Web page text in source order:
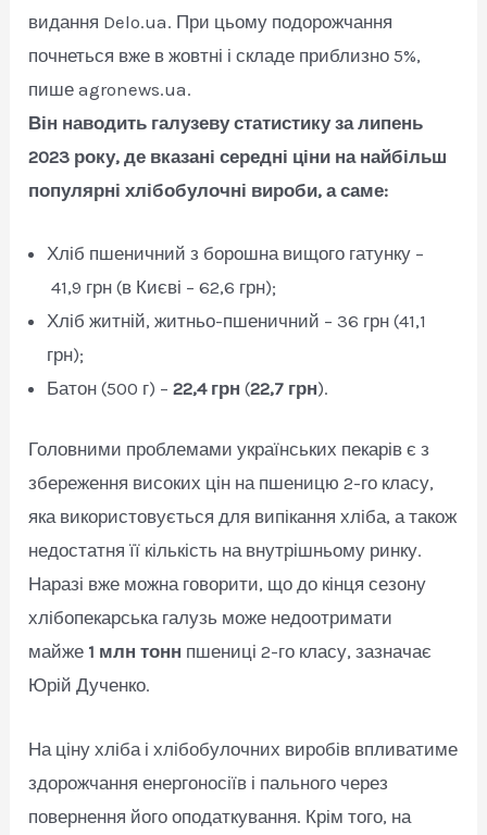
видання Delo.ua. При цьому подорожчання
почнеться вже в жовтні і складе приблизно 5%,
пише agronews.ua.
Він наводить галузеву статистику за липень
2023 року, де вказані середні ціни на найбільш
популярні хлібобулочні вироби, а саме:
Хліб пшеничний з борошна вищого гатунку –
41,9 грн (в Києві – 62,6 грн);
Хліб житній, житньо-пшеничний – 36 грн (41,1
грн);
Батон (500 г) –22,4 грн (22,7 грн).
Головними проблемами українських пекарів є з
збереження високих цін на пшеницю 2-го класу,
яка використовується для випікання хліба, а також
недостатня її кількість на внутрішньому ринку.
Наразі вже можна говорити, що до кінця сезону
хлібопекарська галузь може недоотримати
майже 1 млн тонн пшениці 2-го класу, зазначає
Юрій Дученко.
На ціну хліба і хлібобулочних виробів впливатиме
здорожчання енергоносіїв і пального через
повернення його оподаткування. Крім того, на